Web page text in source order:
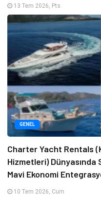
13 Tem 2026, Pts
GENEL
Charter Yacht Rentals
Hizmetleri)
Mavi Ekonomi
10 Tem 2026, Cum